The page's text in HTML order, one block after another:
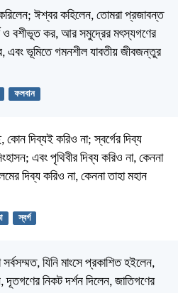
ঈশ্বর কহিলেন, তোমরা প্রজাবন্ত
ও বশীভূত কর, আর সমুদ্রের মৎস্যগণের
এবং ভূমিতে গমনশীল যাবতীয় জীবজন্তুর
ফলবান
দিব্যই করিও না; স্বর্গের দিব্য
এবং পৃথিবীর দিব্য করিও না, কেননা
দিব্য করিও না, কেননা তাহা মহান
স্বর্গ
যিনি মাংসে প্রকাশিত হইলেন,
দূতগণের নিকট দর্শন দিলেন, জাতিগণের